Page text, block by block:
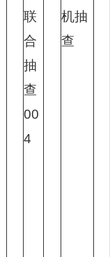
联
合
抽
查
00
4
机抽
查